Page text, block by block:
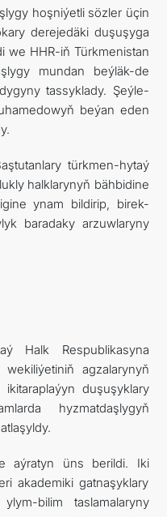
hoşniýetli sözler üçin
derejedäki duşuşyga
we HHR-iň Türkmenistan
mundan beýläk-de
tassyklady. Şeýle-
beýan eden
türkmen-hytaý
halklarynyň bähbidine
ynam bildirip, birek-
baradaky arzuwlaryny
Halk Respublikasyna
agzalarynyň
duşuşyklary
hyzmatdaşlygyň
aýratyn üns berildi. Iki
akademiki gatnaşyklary
bilim taslamalaryny